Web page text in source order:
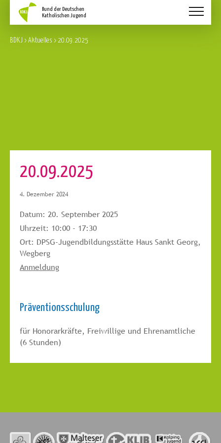
Aktuelles
BDKJ >Aktuelles > 20.09.2025
20.09.2025
4. Dezember 2024
Datum: 20. September 2025
Uhrzeit: 10:00 - 17:30
Ort: DPSG-Jugendbildungsstätte Haus Sankt Georg,
Wegberg
Anmeldung
Präventionsschulung
für Honorarkräfte, Freiwillige und Ehrenamtliche
(6 Stunden)